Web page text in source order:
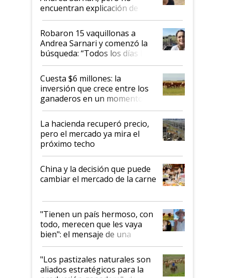
encuentran explicación de
cómo llegaron allí
Robaron 15 vaquillonas a
Andrea Sarnari y comenzó la
búsqueda: “Todos los días le
toca a algún productor”
Cuesta $6 millones: la
inversión que crece entre los
ganaderos en un momento
histórico para la actividad
La hacienda recuperó precio,
pero el mercado ya mira el
próximo techo
China y la decisión que puede
cambiar el mercado de la carne
"Tienen un país hermoso, con
todo, merecen que les vaya
bien": el mensaje de una
ganadera uruguaya sobre las
oportunidades que se abren
para el agro en Argentina, con
foco en la carne
"Los pastizales naturales son
aliados estratégicos para la